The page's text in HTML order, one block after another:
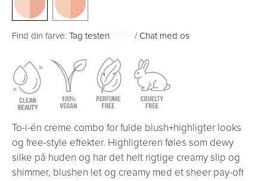
Find din farve: Tag testen / Chat med os
To-i-én creme combo for fulde blush+highligter looks
og free-style effekter. Highligteren føles som dewy
silke på huden og har det helt rigtige creamy slip og
shimmer, blushen let og creamy med et sheer pay-off